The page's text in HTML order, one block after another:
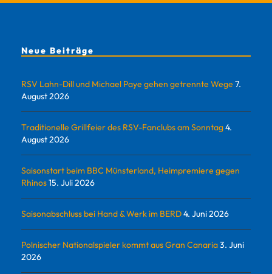
Neue Beiträge
RSV Lahn-Dill und Michael Paye gehen getrennte Wege 7.
August 2026
Traditionelle Grillfeier des RSV-Fanclubs am Sonntag4.
August 2026
Saisonstart beim BBC Münsterland, Heimpremiere gegen
Rhinos15. Juli 2026
Saisonabschluss bei Hand & Werk im BERD4. Juni 2026
Polnischer Nationalspieler kommt aus Gran Canaria3. Juni
2026